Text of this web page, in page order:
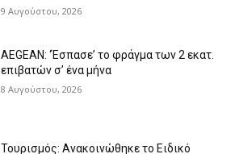
9 Αυγούστου, 2026
AEGEAN: ‘Έσπασε’ το φράγμα των 2 εκατ.
επιβατών σ’ ένα μήνα
8 Αυγούστου, 2026
Τουρισμός: Ανακοινώθηκε το Ειδικό